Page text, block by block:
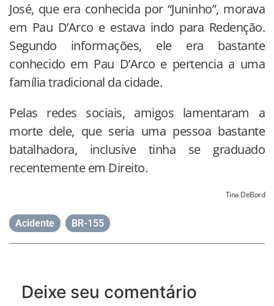
José, que era conhecida por “Juninho”, morava
em Pau D’Arco e estava indo para Redenção.
Segundo informações, ele era bastante
conhecido em Pau D’Arco e pertencia a uma
família tradicional da cidade.
Pelas redes sociais, amigos lamentaram a
morte dele, que seria uma pessoa bastante
batalhadora, inclusive tinha se graduado
recentemente em Direito.
Tina DeBord
Acidente BR-155
Deixe seu comentário